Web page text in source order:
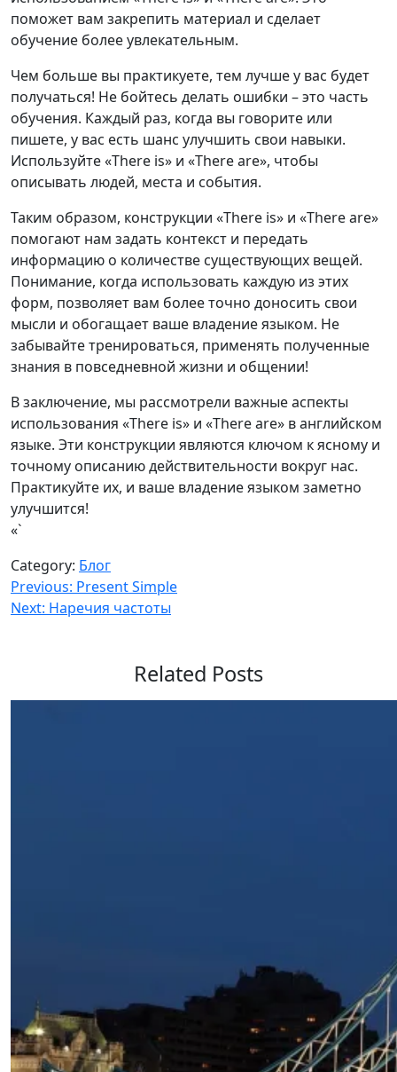
поможет вам закрепить материал и сделает
обучение более увлекательным.
Чем больше вы практикуете, тем лучше у вас будет
получаться! Не бойтесь делать ошибки – это часть
обучения. Каждый раз, когда вы говорите или
пишете, у вас есть шанс улучшить свои навыки.
Используйте «There is» и «There are», чтобы
описывать людей, места и события.
Таким образом, конструкции «There is» и «There are»
помогают нам задать контекст и передать
информацию о количестве существующих вещей.
Понимание, когда использовать каждую из этих
форм, позволяет вам более точно доносить свои
мысли и обогащает ваше владение языком. Не
забывайте тренироваться, применять полученные
знания в повседневной жизни и общении!
В заключение, мы рассмотрели важные аспекты
использования «There is» и «There are» в английском
языке. Эти конструкции являются ключом к ясному и
точному описанию действительности вокруг нас.
Практикуйте их, и ваше владение языком заметно
улучшится!
«`
Category: Блог
Навигация
по
Previous: Present Simple
Next: Наречия частоты
Related Posts